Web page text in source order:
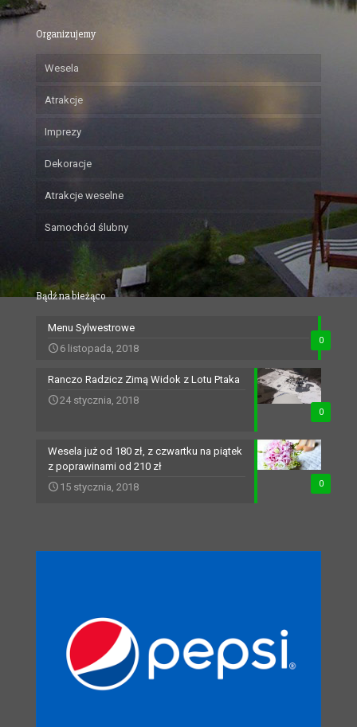
Organizujemy
Wesela
Atrakcje
Imprezy
Dekoracje
Atrakcje weselne
Samochód ślubny
Bądź na bieżąco
0
Menu Sylwestrowe
6 listopada, 2018
0
Ranczo Radzicz Zimą Widok z Lotu Ptaka
24 stycznia, 2018
0
Wesela już od 180 zł, z czwartku na piątek
z poprawinami od 210 zł
15 stycznia, 2018